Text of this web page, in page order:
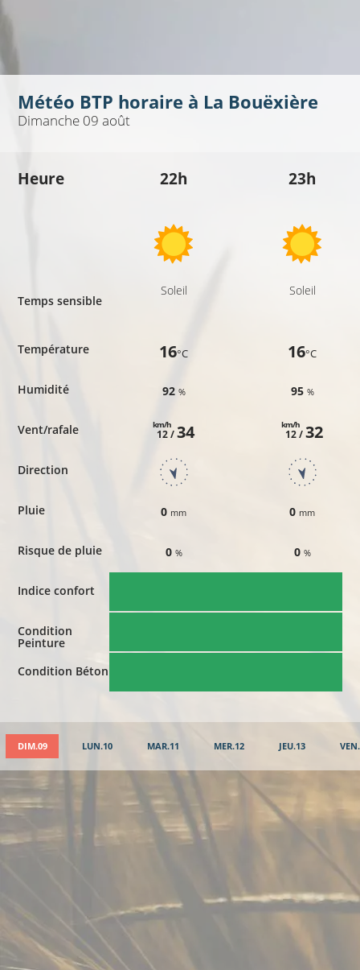
Météo BTP horaire à La Bouëxière
Dimanche 09 août
Heure
Temps sensible
Température
Humidité
Vent/rafale
Direction
Pluie
Risque de pluie
Indice confort
Condition
Peinture
Condition Béton
22h
Soleil
16°C
92 %
12 /
km/h 34
0 mm
0 %
23h
Soleil
16°C
95 %
12 /
km/h 32
0 mm
0 %
DIM.09 LUN.10 MAR.11 MER.12 JEU.13